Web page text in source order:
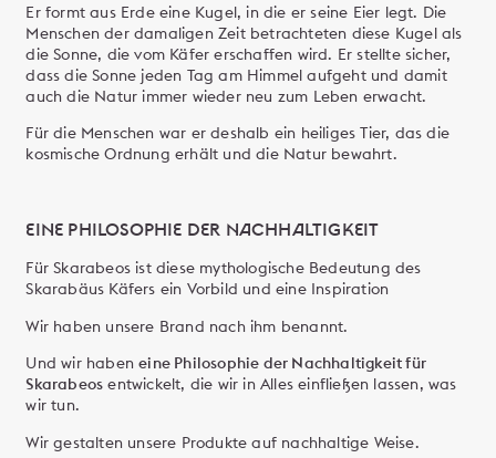
Er formt aus Erde eine Kugel, in die er seine Eier legt. Die
Menschen der damaligen Zeit betrachteten diese Kugel als
die Sonne, die vom Käfer erschaffen wird. Er stellte sicher,
dass die Sonne jeden Tag am Himmel aufgeht und damit
auch die Natur immer wieder neu zum Leben erwacht.
Für die Menschen war er deshalb ein heiliges Tier, das die
kosmische Ordnung erhält und die Natur bewahrt.
EINE PHILOSOPHIE DER NACHHALTIGKEIT
Für Skarabeos ist diese mythologische Bedeutung des
Skarabäus Käfers ein Vorbild und eine Inspiration
Wir haben unsere Brand nach ihm benannt.
Und wir habeneine Philosophie der Nachhaltigkeit für
Skarabeos entwickelt, die wir in Alles einfließen lassen, was
wir tun.
Wir gestalten unsere Produkte auf nachhaltige Weise.